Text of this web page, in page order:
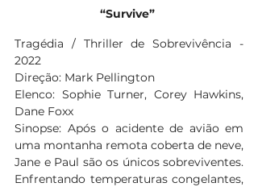
“Survive”
Tragédia / Thriller de Sobrevivência -
2022
Direção: Mark Pellington
Elenco: Sophie Turner, Corey Hawkins,
Dane Foxx
Sinopse: Após o acidente de avião em
uma montanha remota coberta de neve,
Jane e Paul são os únicos sobreviventes.
Enfrentando temperaturas congelantes,